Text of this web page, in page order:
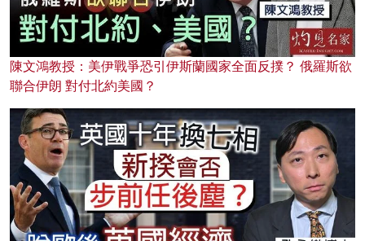
陳文鴻教授：美伊戰爭恐引伊斯蘭國家全面反撲？ 俄羅斯欲
聯合伊朗 對付北約美國？